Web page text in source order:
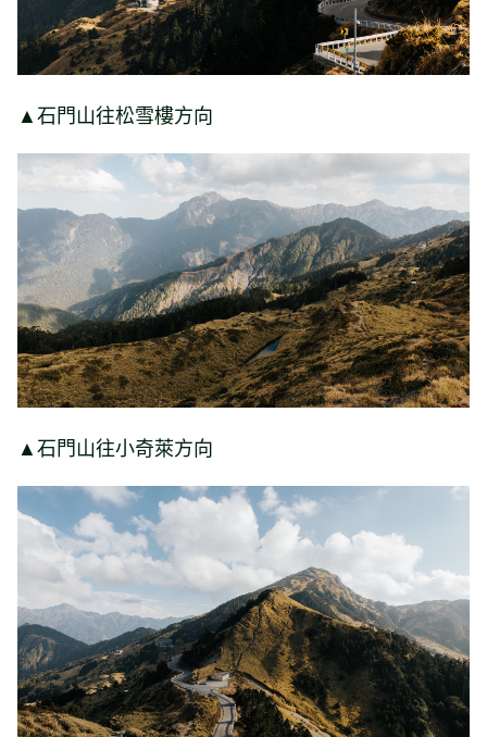
▲石門山往松雪樓方向
▲石門山往小奇萊方向